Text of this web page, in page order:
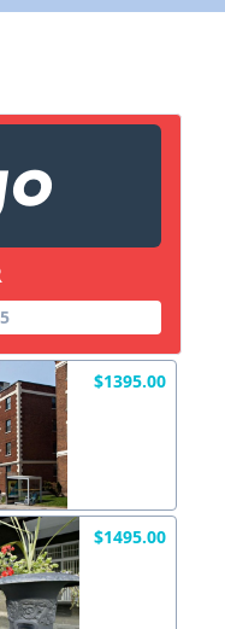
$1395.00
$1495.00
dans courriel)
X Fermer